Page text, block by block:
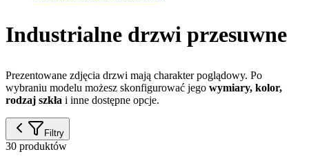
Industrialne drzwi przesuwne
Prezentowane zdjęcia drzwi mają charakter poglądowy. Po
wybraniu modelu możesz skonfigurować jego wymiary, kolor,
rodzaj szkła i inne dostępne opcje.
Filtry
30 produktów